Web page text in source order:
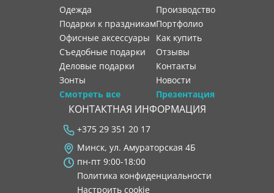
Одежда
Подарки к праздникам
Офисные аксессуары
Съедобные подарки
Деловые подарки
Зонты
Смотреть все
производство
портфолио
как купить
отзывы
контакты
новости
Презентация
КОНТАКТНАЯ ИНФОРМАЦИЯ
+375 29 351 20 17
Минск, ул. Амураторская 4Б
пн-пт 9:00-18:00
Политика конфиденциальности
Настроить cookie